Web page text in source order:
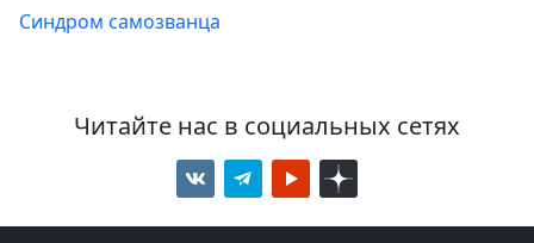
Синдром самозванца
Читайте нас в социальных сетях